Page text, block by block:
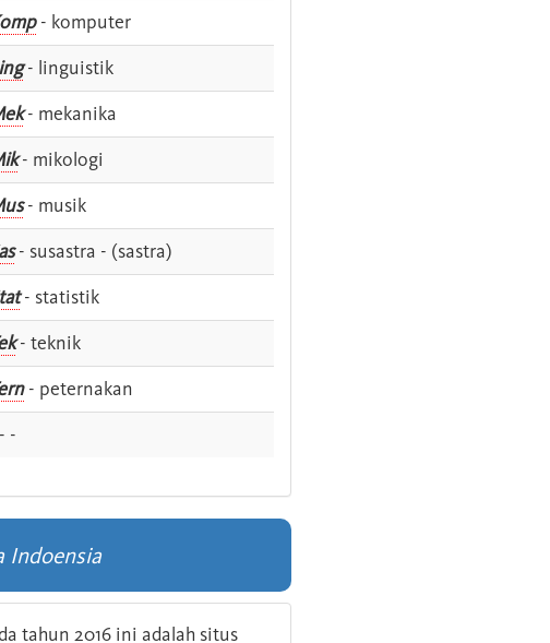
- komputer
- linguistik
- mekanika
- mikologi
- musik
- susastra - (sastra)
- statistik
- teknik
- peternakan
-
Indoensia
tahun 2016 ini adalah situs